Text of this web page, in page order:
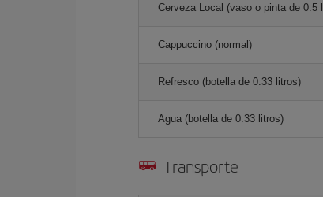
Cerveza Local (vaso o pinta de 0.5
Cappuccino (normal)
Refresco (botella de 0.33 litros)
Agua (botella de 0.33 litros)
Transporte